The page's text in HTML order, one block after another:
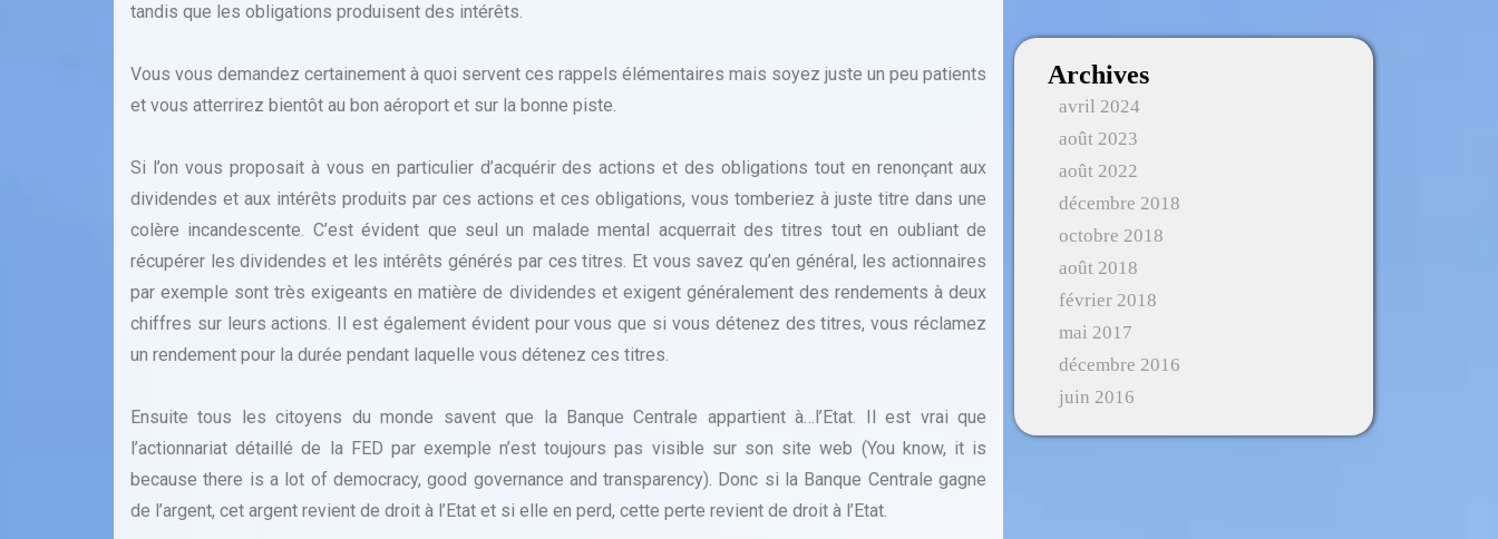
tandis que les obligations produisent des intérêts.
Vous vous demandez certainement à quoi servent ces rappels élémentaires mais soyez juste un peu patients
et vous atterrirez bientôt au bon aéroport et sur la bonne piste.
Si l’on vous proposait à vous en particulier d’acquérir des actions et des obligations tout en renonçant aux
dividendes et aux intérêts produits par ces actions et ces obligations, vous tomberiez à juste titre dans une
colère incandescente. C’est évident que seul un malade mental acquerrait des titres tout en oubliant de
récupérer les dividendes et les intérêts générés par ces titres. Et vous savez qu’en général, les actionnaires
par exemple sont très exigeants en matière de dividendes et exigent généralement des rendements à deux
chiffres sur leurs actions. Il est également évident pour vous que si vous détenez des titres, vous réclamez
un rendement pour la durée pendant laquelle vous détenez ces titres.
Ensuite tous les citoyens du monde savent que la Banque Centrale appartient à…l’Etat. Il est vrai que
l’actionnariat détaillé de la FED par exemple n’est toujours pas visible sur son site web (You know, it is
because there is a lot of democracy, good governance and transparency). Donc si la Banque Centrale gagne
de l’argent, cet argent revient de droit à l’Etat et si elle en perd, cette perte revient de droit à l’Etat.
Archives
avril 2024
août 2023
août 2022
décembre 2018
octobre 2018
août 2018
février 2018
mai 2017
décembre 2016
juin 2016